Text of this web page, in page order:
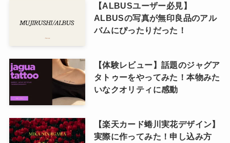
【ALBUSユーザー必見】
ALBUSの写真が無印良品のアル
バムにぴったりだった！
【体験レビュー】話題のジャグア
タトゥーをやってみた！本物みた
いなクオリティに感動
【楽天カード蜷川実花デザイン】
実際に作ってみた！申し込み方